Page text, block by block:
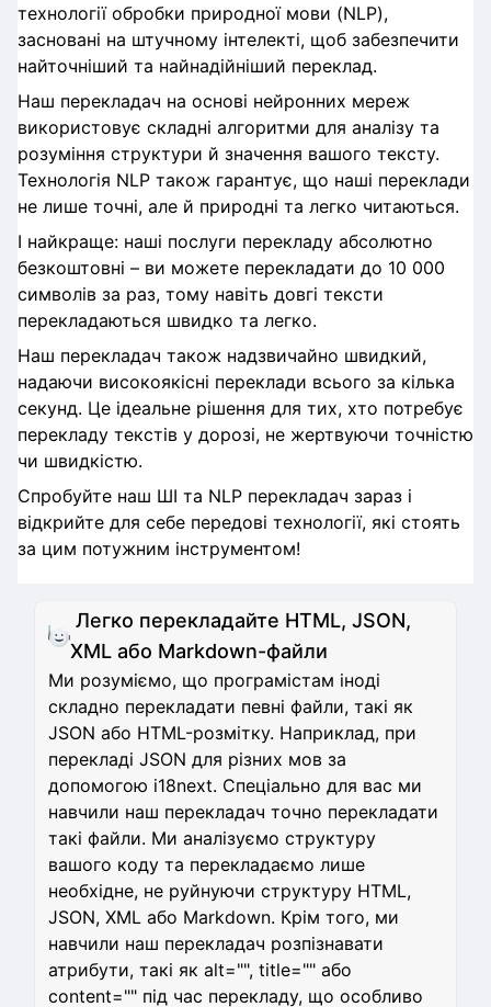
технології обробки природної мови (NLP),
засновані на штучному інтелекті, щоб забезпечити
найточніший та найнадійніший переклад.
Наш перекладач на основі нейронних мереж
використовує складні алгоритми для аналізу та
розуміння структури й значення вашого тексту.
Технологія NLP також гарантує, що наші переклади
не лише точні, але й природні та легко читаються.
І найкраще: наші послуги перекладу абсолютно
безкоштовні – ви можете перекладати до 10 000
символів за раз, тому навіть довгі тексти
перекладаються швидко та легко.
Наш перекладач також надзвичайно швидкий,
надаючи високоякісні переклади всього за кілька
секунд. Це ідеальне рішення для тих, хто потребує
перекладу текстів у дорозі, не жертвуючи точністю
чи швидкістю.
Спробуйте наш ШІ та NLP перекладач зараз і
відкрийте для себе передові технології, які стоять
за цим потужним інструментом!
Легко перекладайте HTML, JSON,
XML або Markdown-файли
Ми розуміємо, що програмістам іноді
складно перекладати певні файли, такі як
JSON або HTML-розмітку. Наприклад, при
перекладі JSON для різних мов за
допомогою i18next. Спеціально для вас ми
навчили наш перекладач точно перекладати
такі файли. Ми аналізуємо структуру
вашого коду та перекладаємо лише
необхідне, не руйнуючи структуру HTML,
JSON, XML або Markdown. Крім того, ми
навчили наш перекладач розпізнавати
атрибути, такі як alt="", title="" або
content="" під час перекладу, що особливо